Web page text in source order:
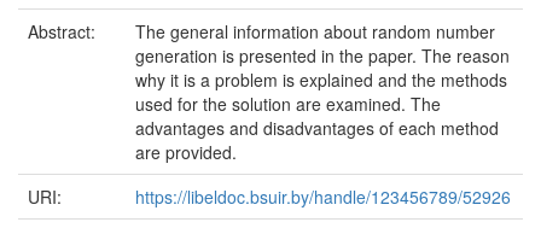
Abstract:
The general information about random number
generation is presented in the paper. The reason
why it is a problem is explained and the methods
used for the solution are examined. The
advantages and disadvantages of each method
are provided.
URI:
https://libeldoc.bsuir.by/handle/123456789/52926